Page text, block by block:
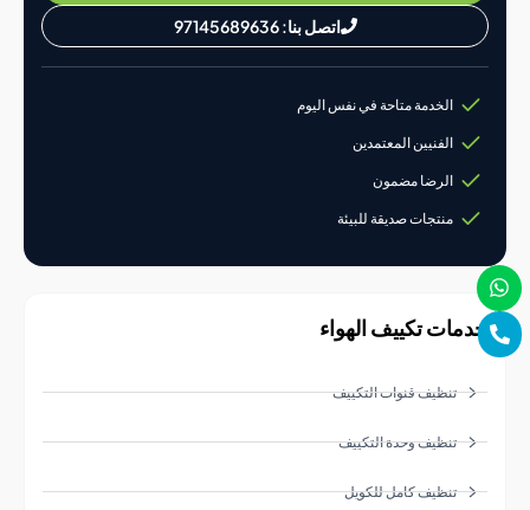
اتصل بنا: 97145689636
الخدمة متاحة في نفس اليوم
الفنيين المعتمدين
الرضا مضمون
منتجات صديقة للبيئة
تكييف الهواء
تنظيف قنوات التكييف
تنظيف وحدة التكييف
تنظيف كامل للكويل